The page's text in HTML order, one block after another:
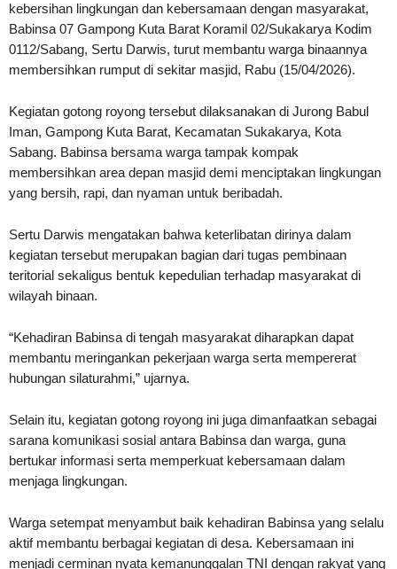
kebersihan lingkungan dan kebersamaan dengan masyarakat,
Babinsa 07 Gampong Kuta Barat Koramil 02/Sukakarya Kodim
0112/Sabang, Sertu Darwis, turut membantu warga binaannya
membersihkan rumput di sekitar masjid, Rabu (15/04/2026).
Kegiatan gotong royong tersebut dilaksanakan di Jurong Babul
Iman, Gampong Kuta Barat, Kecamatan Sukakarya, Kota
Sabang. Babinsa bersama warga tampak kompak
membersihkan area depan masjid demi menciptakan lingkungan
yang bersih, rapi, dan nyaman untuk beribadah.
Sertu Darwis mengatakan bahwa keterlibatan dirinya dalam
kegiatan tersebut merupakan bagian dari tugas pembinaan
teritorial sekaligus bentuk kepedulian terhadap masyarakat di
wilayah binaan.
“Kehadiran Babinsa di tengah masyarakat diharapkan dapat
membantu meringankan pekerjaan warga serta mempererat
hubungan silaturahmi,” ujarnya.
Selain itu, kegiatan gotong royong ini juga dimanfaatkan sebagai
sarana komunikasi sosial antara Babinsa dan warga, guna
bertukar informasi serta memperkuat kebersamaan dalam
menjaga lingkungan.
Warga setempat menyambut baik kehadiran Babinsa yang selalu
aktif membantu berbagai kegiatan di desa. Kebersamaan ini
menjadi cerminan nyata kemanunggalan TNI dengan rakyat yang